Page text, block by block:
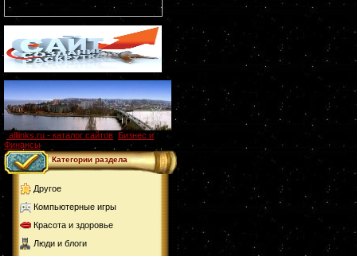
alllinks.ru - каталог сайтов Бизнес и
Финансы
Категории раздела
Другое
Компьютерные игры
Красота и здоровье
Люди и блоги